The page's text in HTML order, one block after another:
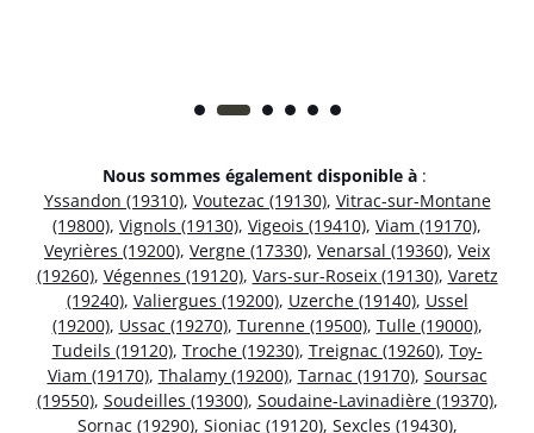
Nous sommes également disponible à :
Yssandon (19310), Voutezac (19130), Vitrac-sur-Montane
(19800), Vignols (19130), Vigeois (19410), Viam (19170),
Veyrières (19200), Vergne (17330), Venarsal (19360), Veix
(19260), Végennes (19120), Vars-sur-Roseix (19130), Varetz
(19240), Valiergues (19200), Uzerche (19140), Ussel
(19200), Ussac (19270), Turenne (19500), Tulle (19000),
Tudeils (19120), Troche (19230), Treignac (19260), Toy-
Viam (19170), Thalamy (19200), Tarnac (19170), Soursac
(19550), Soudeilles (19300), Soudaine-Lavinadière (19370),
Sornac (19290), Sioniac (19120), Sexcles (19430),